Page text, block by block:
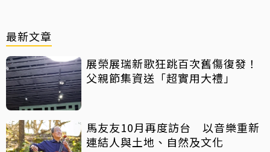
最新文章
展榮展瑞新歌狂跳百次舊傷復發！
父親節集資送「超實用大禮」
馬友友10月再度訪台 以音樂重新
連結人與土地、自然及文化